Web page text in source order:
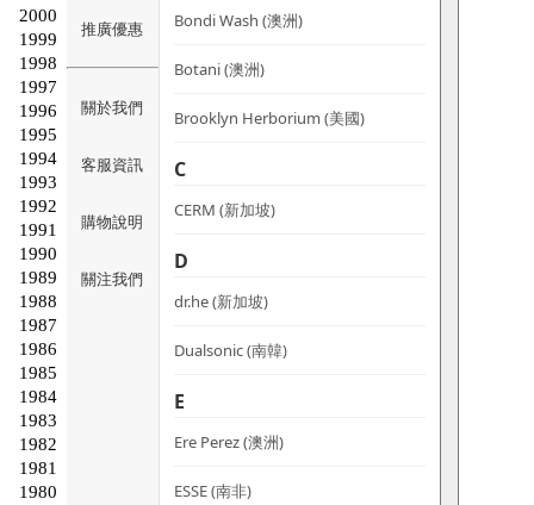
推廣優惠
關於我們
客服資訊
購物說明
關注我們
Bondi Wash (澳洲)
Botani (澳洲)
Brooklyn Herborium (美國)
C
CERM (新加坡)
D
dr.he (新加坡)
Dualsonic (南韓)
E
Ere Perez (澳洲)
ESSE (南非)